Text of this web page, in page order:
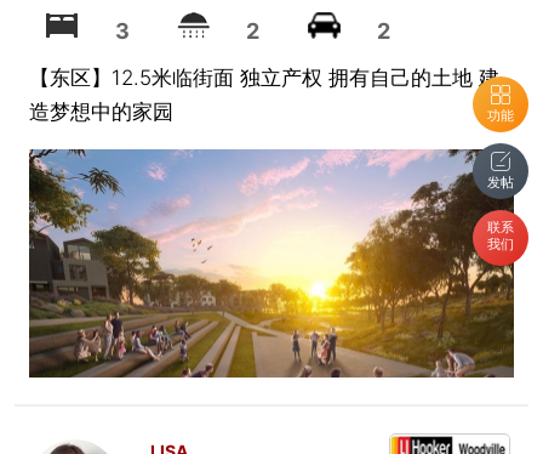
功能
发帖
联系
我们
3 2 2
【东区】12.5米临街面 独立产权 拥有自己的土地 建
造梦想中的家园